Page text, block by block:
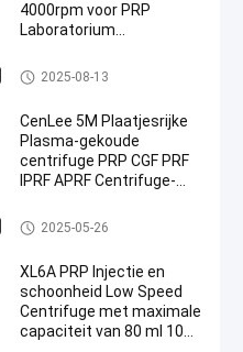
4000rpm voor PRP
Laboratorium
Machine Timer Bereik
min 1-99min 250w
PRP centrifugeert
2025-08-13
CenLee 5M Plaatjesrijke
Plasma-gekoude
centrifuge PRP CGF PRF
IPRF APRF Centrifuge-
PRP centrifugeert
2025-05-26
XL6A PRP Injectie en
schoonheid Low Speed
Centrifuge met maximale
capaciteit van 80 ml 10